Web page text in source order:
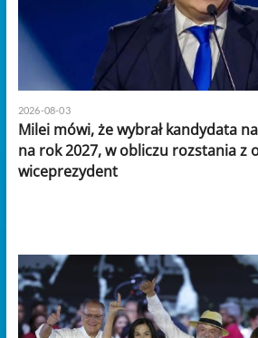
2026-08-03
Milei mówi, że wybrał kandydata
na rok 2027, w obliczu rozstania z
wiceprezydent